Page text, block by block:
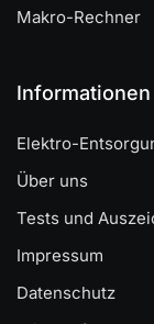
Makro-Rechner
Informationen
Elektro-
Über uns
Tests und
Impressum
Datenschutz